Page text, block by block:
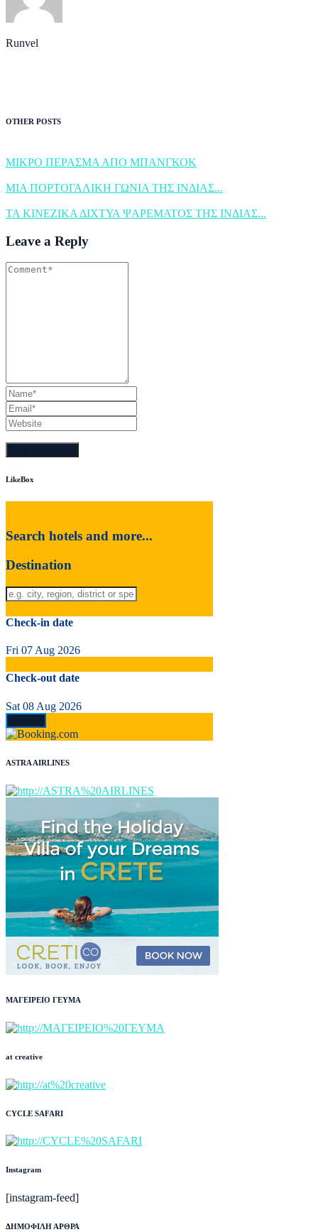
Runvel
OTHER POSTS
ΜΙΚΡΟ ΠΕΡΑΣΜΑ ΑΠΟ ΜΠΑΝΓΚΟΚ
ΜΙΑ ΠΟΡΤΟΓΑΛΙΚΗ ΓΩΝΙΑ ΤΗΣ ΙΝΔΙΑΣ...
ΤΑ ΚΙΝΕΖΙΚΑ ΔΙΧΤΥΑ ΨΑΡΕΜΑΤΟΣ ΤΗΣ ΙΝΔΙΑΣ...
Leave a Reply
LikeBox
Search hotels and more...
Destination
Check-in date
Fri 07 Aug 2026
Check-out date
Sat 08 Aug 2026
ASTRA AIRLINES
ΜΑΓΕΙΡΕΙΟ ΓΕΥΜΑ
at creative
CYCLE SAFARI
Instagram
[instagram-feed]
ΔΗΜΟΦΙΛΗ ΑΡΘΡΑ